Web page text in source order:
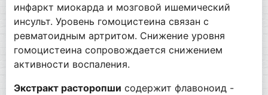
инфаркт миокарда и мозговой ишемический
инсульт. Уровень гомоцистеина связан с
ревматоидным артритом. Снижение уровня
гомоцистеина сопровождается снижением
активности воспаления.
Экстракт расторопши содержит флавоноид -